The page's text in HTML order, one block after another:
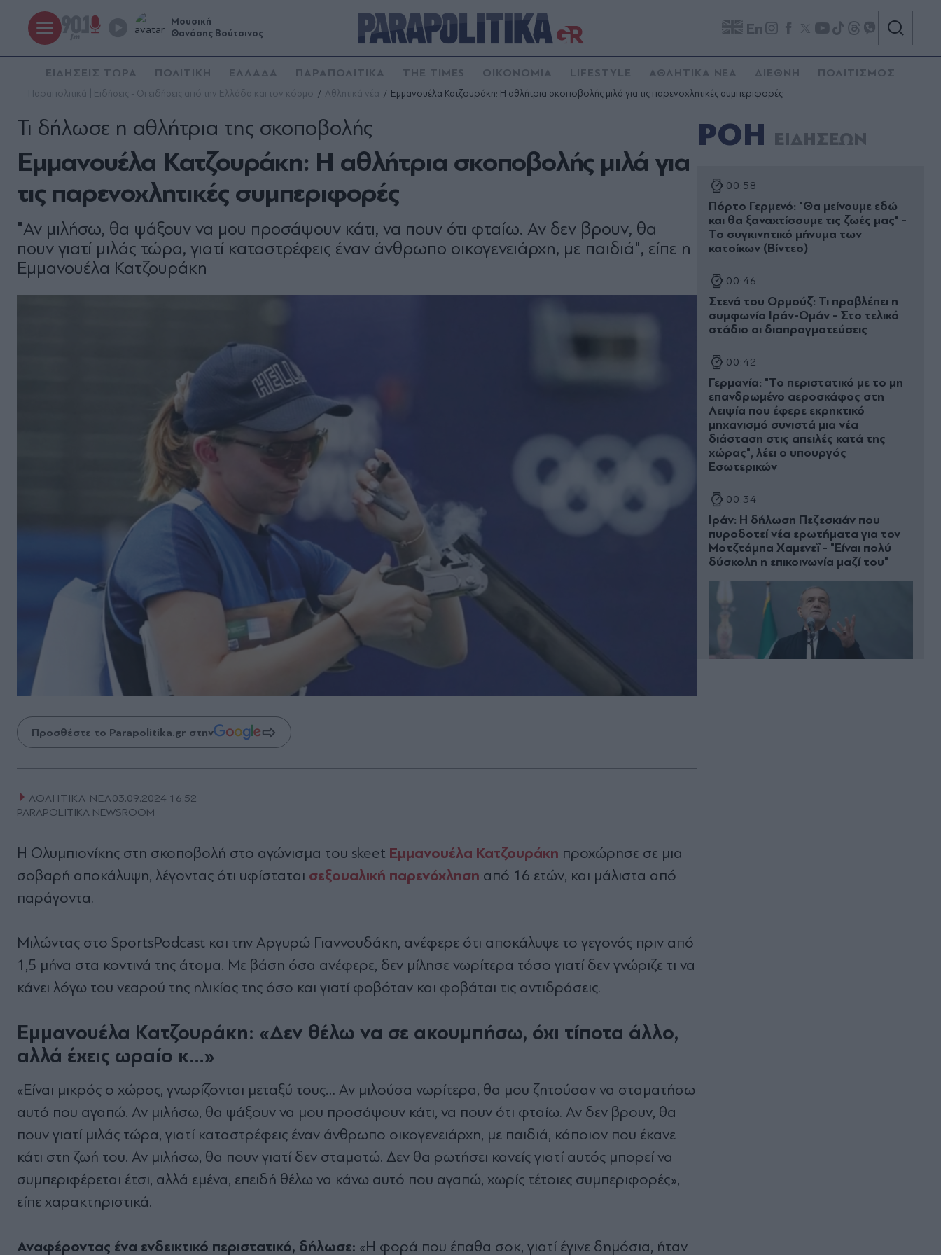
Μουσική
Θανάσης Βούτσινος
En
ΕΙΔΗΣΕΙΣ ΤΩΡΑ ΠΟΛΙΤΙΚΗ ΕΛΛΑΔΑ ΠΑΡΑΠΟΛΙΤΙΚΑ THE TIMES ΟΙΚΟΝΟΜΙΑ LIFESTYLE ΑΘΛΗΤΙΚΑ ΝΕΑ ΔΙΕΘΝΗ ΠΟΛΙΤΙΣΜΟΣ
Παραπολιτικά | Ειδήσεις - Οι ειδήσεις από την Ελλάδα και τον κόσμο Αθλητικά νέα Εμμανουέλα Κατζουράκη: Η αθλήτρια σκοποβολής μιλά για τις παρενοχλητικές συμπεριφορές
Εμμανουέλα Κατζουράκη: Η αθλήτρια σκοποβολής μιλά για
τις παρενοχλητικές συμπεριφορές
Τι δήλωσε η αθλήτρια της σκοποβολής
"Αν μιλήσω, θα ψάξουν να μου προσάψουν κάτι, να πουν ότι φταίω. Αν δεν βρουν, θα
πουν γιατί μιλάς τώρα, γιατί καταστρέφεις έναν άνθρωπο οικογενειάρχη, με παιδιά", είπε η
Εμμανουέλα Κατζουράκη
Προσθέστε το Parapolitika.gr στην
ΑΘΛΗΤΙΚΑ ΝΕΑ03.09.2024 16:52
PARAPOLITIKA NEWSROOM
Η Ολυμπιονίκης στη σκοποβολή στο αγώνισμα του skeet Εμμανουέλα Κατζουράκη προχώρησε σε μια
σοβαρή αποκάλυψη, λέγοντας ότι υφίσταται σεξουαλική παρενόχληση από 16 ετών, και μάλιστα από
παράγοντα.
Μιλώντας στο SportsPodcast και την Αργυρώ Γιαννουδάκη, ανέφερε ότι αποκάλυψε το γεγονός πριν από
1,5 μήνα στα κοντινά της άτομα. Με βάση όσα ανέφερε, δεν μίλησε νωρίτερα τόσο γιατί δεν γνώριζε τι να
κάνει λόγω του νεαρού της ηλικίας της όσο και γιατί φοβόταν και φοβάται τις αντιδράσεις.
Εμμανουέλα Κατζουράκη: «Δεν θέλω να σε ακουμπήσω, όχι τίποτα άλλο,
αλλά έχεις ωραίο κ…»
«Είναι μικρός ο χώρος, γνωρίζονται μεταξύ τους… Αν μιλούσα νωρίτερα, θα μου ζητούσαν να σταματήσω
αυτό που αγαπώ. Αν μιλήσω, θα ψάξουν να μου προσάψουν κάτι, να πουν ότι φταίω. Αν δεν βρουν, θα
πουν γιατί μιλάς τώρα, γιατί καταστρέφεις έναν άνθρωπο οικογενειάρχη, με παιδιά, κάποιον που έκανε
κάτι στη ζωή του. Αν μιλήσω, θα πουν γιατί δεν σταματώ. Δεν θα ρωτήσει κανείς γιατί αυτός μπορεί να
συμπεριφέρεται έτσι, αλλά εμένα, επειδή θέλω να κάνω αυτό που αγαπώ, χωρίς τέτοιες συμπεριφορές»,
είπε χαρακτηριστικά.
Αναφέροντας ένα ενδεικτικό περιστατικό, δήλωσε: «Η φορά που έπαθα σοκ, γιατί έγινε δημόσια, ήταν
ΡΟΗ ΕΙΔΗΣΕΩΝ
00:58
Πόρτο Γερμενό: "Θα μείνουμε εδώ
και θα ξαναχτίσουμε τις ζωές μας" -
Το συγκινητικό μήνυμα των
κατοίκων (Βίντεο)
00:46
Στενά του Ορμούζ: Τι προβλέπει η
συμφωνία Ιράν-Ομάν - Στο τελικό
στάδιο οι διαπραγματεύσεις
00:42
Γερμανία: "Το περιστατικό με το μη
επανδρωμένο αεροσκάφος στη
Λειψία που έφερε εκρηκτικό
μηχανισμό συνιστά μια νέα
διάσταση στις απειλές κατά της
χώρας", λέει ο υπουργός
Εσωτερικών
00:34
Ιράν: Η δήλωση Πεζεσκιάν που
πυροδοτεί νέα ερωτήματα για τον
Μοτζτάμπα Χαμενεΐ - "Είναι πολύ
δύσκολη η επικοινωνία μαζί του"